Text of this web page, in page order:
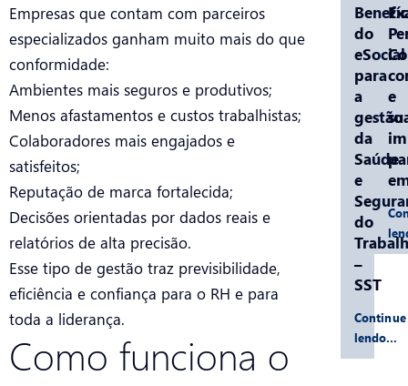
Empresas que contam com parceiros
especializados ganham muito mais do que
conformidade:
Ambientes mais seguros e produtivos;
Menos afastamentos e custos trabalhistas;
Colaboradores mais engajados e
satisfeitos;
Reputação de marca fortalecida;
Decisões orientadas por dados reais e
relatórios de alta precisão.
Esse tipo de gestão traz previsibilidade,
eficiência e confiança para o RH e para
toda a liderança.
Como funciona o
do
eSocial
para
a
gestão
da
Saúde
e
do
–
SST
Continue
lendo…
e